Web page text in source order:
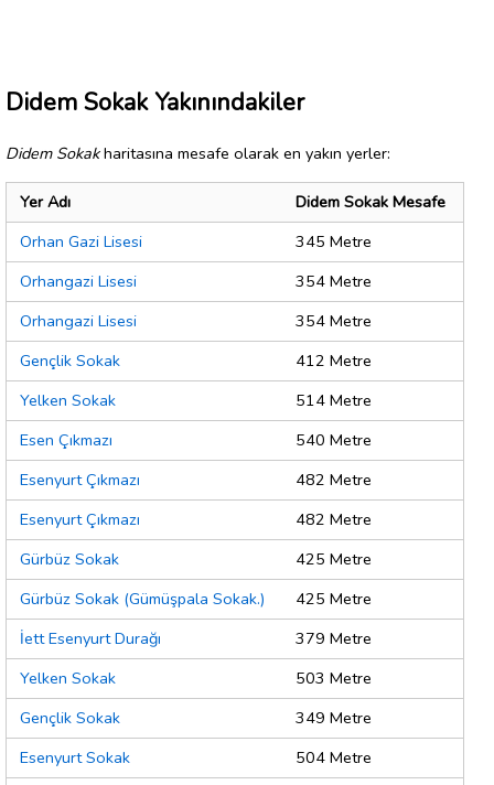
Didem Sokak Yakınındakiler
Didem Sokakharitasına mesafe olarak en yakın yerler:
Yer Adı
Didem Sokak Mesafe
Orhan Gazi Lisesi
345 Metre
Orhangazi Lisesi
354 Metre
Orhangazi Lisesi
354 Metre
Gençlik Sokak
412 Metre
Yelken Sokak
514 Metre
Esen Çıkmazı
540 Metre
Esenyurt Çıkmazı
482 Metre
Esenyurt Çıkmazı
482 Metre
Gürbüz Sokak
425 Metre
Gürbüz Sokak (Gümüşpala Sokak.)
425 Metre
İett Esenyurt Durağı
379 Metre
Yelken Sokak
503 Metre
Gençlik Sokak
349 Metre
Esenyurt Sokak
504 Metre